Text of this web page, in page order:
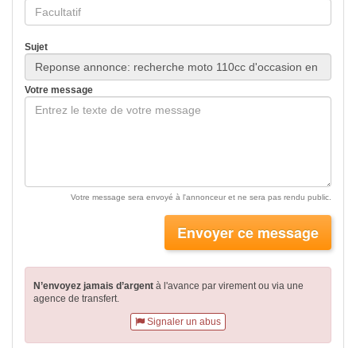
Sujet
Votre message
Votre message sera envoyé à l'annonceur et ne sera pas rendu public.
Envoyer ce message
N’envoyez jamais d’argent à l'avance par virementou via une
agence de transfert.
Signaler un abus